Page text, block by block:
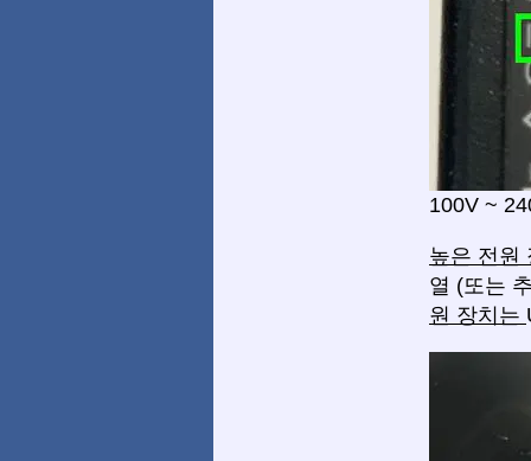
100V ~
높은 전원
열 (또는
원 장치는